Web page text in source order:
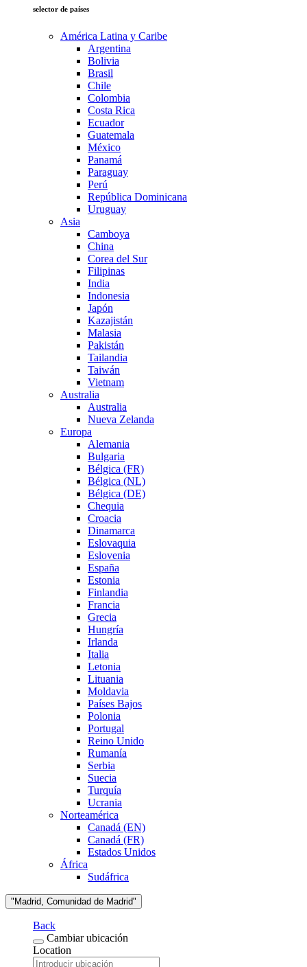
selector de países
América Latina y Caribe
Argentina
Bolivia
Brasil
Chile
Colombia
Costa Rica
Ecuador
Guatemala
México
Panamá
Paraguay
Perú
República Dominicana
Uruguay
Asia
Camboya
China
Corea del Sur
Filipinas
India
Indonesia
Japón
Kazajistán
Malasia
Pakistán
Tailandia
Taiwán
Vietnam
Australia
Australia
Nueva Zelanda
Europa
Alemania
Bulgaria
Bélgica (FR)
Bélgica (NL)
Bélgica (DE)
Chequia
Croacia
Dinamarca
Eslovaquia
Eslovenia
España
Estonia
Finlandia
Francia
Grecia
Hungría
Irlanda
Italia
Letonia
Lituania
Moldavia
Países Bajos
Polonia
Portugal
Reino Unido
Rumanía
Serbia
Suecia
Turquía
Ucrania
Norteamérica
Canadá (EN)
Canadá (FR)
Estados Unidos
África
Sudáfrica
"Madrid, Comunidad de Madrid"
Back
Cambiar ubicación
Location